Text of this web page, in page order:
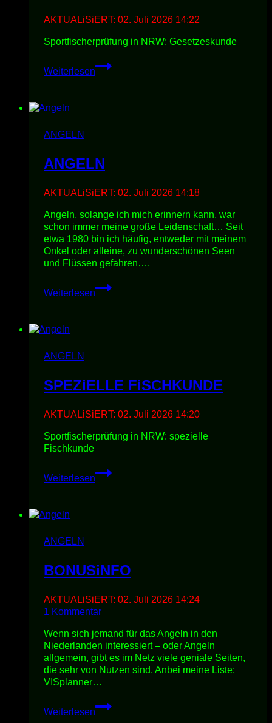
AKTUALiSiERT: 02. Juli 2026 14:22
Sportfischerprüfung in NRW: Gesetzeskunde
Weiterlesen
GESETZESKUNDE
ANGELN
ANGELN
AKTUALiSiERT: 02. Juli 2026 14:18
Angeln, solange ich mich erinnern kann, war
schon immer meine große Leidenschaft… Seit
etwa 1980 bin ich häufig, entweder mit meinem
Onkel oder alleine, zu wunderschönen Seen
und Flüssen gefahren….
Weiterlesen
ANGELN
ANGELN
SPEZiELLE FiSCHKUNDE
AKTUALiSiERT: 02. Juli 2026 14:20
Sportfischerprüfung in NRW: spezielle
Fischkunde
Weiterlesen
SPEZiELLE
FiSCHKUNDE
ANGELN
BONUSiNFO
AKTUALiSiERT: 02. Juli 2026 14:24
1 Kommentar
Wenn sich jemand für das Angeln in den
Niederlanden interessiert – oder Angeln
allgemein, gibt es im Netz viele geniale Seiten,
die sehr von Nutzen sind. Anbei meine Liste:
VISplanner…
Weiterlesen
BONUSiNFO